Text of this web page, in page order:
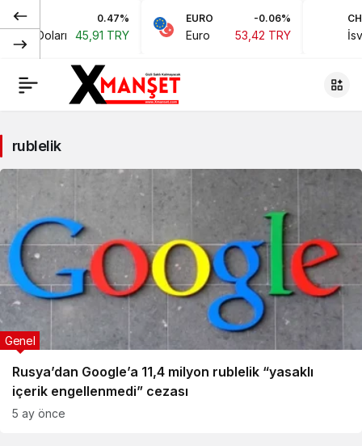
0.47%
Doları 45,91 TRY
EURO -0.06%
Euro 53,42 TRY
CHF
rublelik
Rusya’dan Google’a 11,4 milyon rublelik “yasaklı
içerik engellenmedi” cezası
Genel
5 ay önce